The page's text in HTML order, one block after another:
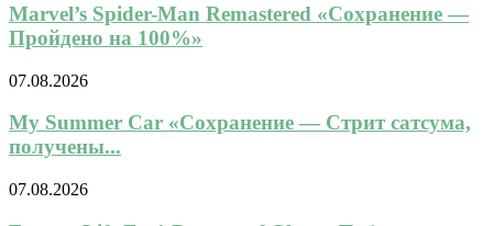
Marvel’s Spider-Man Remastered «Сохранение —
Пройдено на 100%»
07.08.2026
My Summer Car «Сохранение — Стрит сатсума,
получены...
07.08.2026